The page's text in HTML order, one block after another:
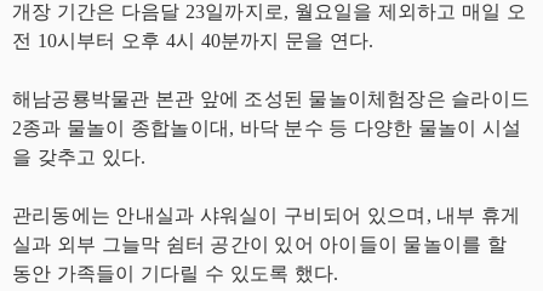
개장 기간은 다음달 23일까지로, 월요일을 제외하고 매일 오
전 10시부터 오후 4시 40분까지 문을 연다.
해남공룡박물관 본관 앞에 조성된 물놀이체험장은 슬라이드
2종과 물놀이 종합놀이대, 바닥 분수 등 다양한 물놀이 시설
을 갖추고 있다.
관리동에는 안내실과 샤워실이 구비되어 있으며, 내부 휴게
실과 외부 그늘막 쉼터 공간이 있어 아이들이 물놀이를 할
동안 가족들이 기다릴 수 있도록 했다.